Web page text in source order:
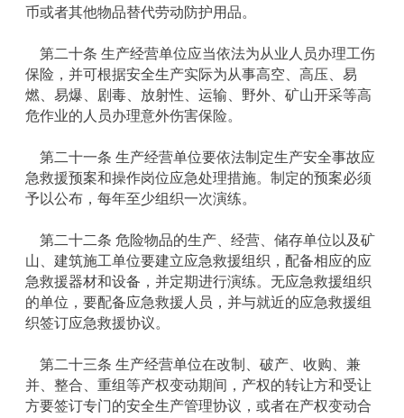
币或者其他物品替代劳动防护用品。
第二十条 生产经营单位应当依法为从业人员办理工伤
保险，并可根据安全生产实际为从事高空、高压、易
燃、易爆、剧毒、放射性、运输、野外、矿山开采等高
危作业的人员办理意外伤害保险。
第二十一条 生产经营单位要依法制定生产安全事故应
急救援预案和操作岗位应急处理措施。制定的预案必须
予以公布，每年至少组织一次演练。
第二十二条 危险物品的生产、经营、储存单位以及矿
山、建筑施工单位要建立应急救援组织，配备相应的应
急救援器材和设备，并定期进行演练。无应急救援组织
的单位，要配备应急救援人员，并与就近的应急救援组
织签订应急救援协议。
第二十三条 生产经营单位在改制、破产、收购、兼
并、整合、重组等产权变动期间，产权的转让方和受让
方要签订专门的安全生产管理协议，或者在产权变动合